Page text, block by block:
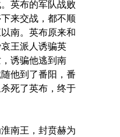
英布的军队战败
来交战，都不顺
南。英布原来和
王派人诱骗英
诱骗他逃到南
他到了番阳，番
死了英布，终于
南王，封贲赫为